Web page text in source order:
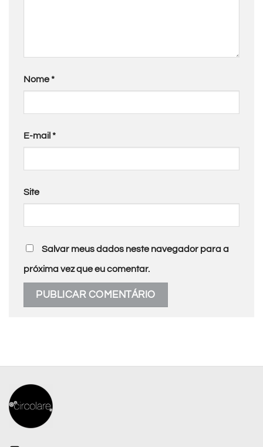
Nome*
E-mail *
Site
Salvar meus dados neste navegador para a
próxima vez que eu comentar.